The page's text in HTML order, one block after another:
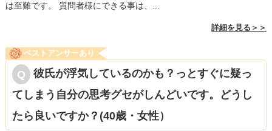
は至難です。 質問者様にできる事は、...
詳細を見る＞＞
ベストアンサーあり
彼氏が浮気しているのかも？っとすぐに疑っ
てしまう自分の思考グセがしんどいです。どうし
たら良いですか？(40歳・女性）